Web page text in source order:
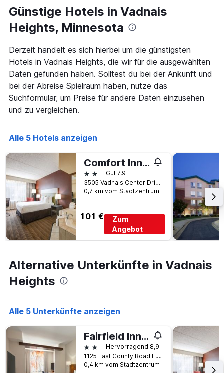
Zimmerpreis
anzeigt.
jeweiligen
Wochentag.
Das
Diagramm
1
X-
Achse,
die
die
Wochentage
anzeigt.
hat
Y-
Achse,
die
den
durchschnittlichen
Zimmerpreis
anzeigt.
Günstige Hotels in Vadnais
Heights, Minnesota
Derzeit handelt es sich hierbei um die günstigsten
Hotels in Vadnais Heights, die wir für die ausgewählten
Daten gefunden haben. Solltest du bei der Ankunft und
bei der Abreise Spielraum haben, nutze das
Suchformular, um Preise für andere Daten einzusehen
und zu vergleichen.
Alle 5 Hotels anzeigen
Comfort Inn & Suites St. Paul Northeast
2 SterneGut 7,9
3505 Vadnais Center Drive, Vadnais Heights, MN, USA
0,7 km vom Stadtzentrum
101 €
Zum
Angebot
Alternative Unterkünfte in Vadnais
Heights
Alle 5 Unterkünfte anzeigen
Fairfield Inn & Suites by Marriott St. Paul Northeast
2 SterneHervorragend 8,9
1125 East County Road E, Vadnais Heights, MN, USA
0,4 km vom Stadtzentrum